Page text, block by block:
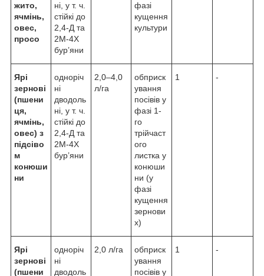
жито,
ячмінь,
овес,
просо
ні, у т. ч.
стійкі до
2,4-Д та
2М-4Х
бур’яни
фазі
кущення
культури
Ярі
зернові
(пшени
ця,
ячмінь,
овес) з
підсіво
м
конюши
ни
одноріч
ні
дводоль
ні, у т. ч.
стійкі до
2,4-Д та
2М-4Х
бур’яни
2,0–4,0
л/га
обприск
ування
посівів у
фазі 1-
го
трійчаст
ого
листка у
конюши
ни (у
фазі
кущення
зернови
х)
1 -
Ярі
зернові
(пшени
одноріч
ні
дводоль
2,0 л/га
обприск
ування
посівів у
1 -